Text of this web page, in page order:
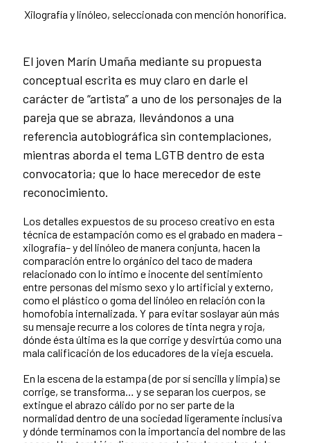
Xilografía y linóleo, seleccionada con mención honorífica.
El joven Marín Umaña mediante su propuesta
conceptual escrita es muy claro en darle el
carácter de “artista” a uno de los personajes de la
pareja que se abraza, llevándonos a una
referencia autobiográfica sin contemplaciones,
mientras aborda el tema LGTB dentro de esta
convocatoria; que lo hace merecedor de este
reconocimiento.
Los detalles expuestos de su proceso creativo en esta
técnica de estampación como es el grabado en madera –
xilografía– y del linóleo de manera conjunta, hacen la
comparación entre lo orgánico del taco de madera
relacionado con lo íntimo e inocente del sentimiento
entre personas del mismo sexo y lo artificial y externo,
como el plástico o goma del linóleo en relación con la
homofobia internalizada. Y para evitar soslayar aún más
su mensaje recurre a los colores de tinta negra y roja,
dónde ésta última es la que corrige y desvirtúa como una
mala calificación de los educadores de la vieja escuela.
En la escena de la estampa (de por sí sencilla y limpia) se
corrige, se transforma… y se separan los cuerpos, se
extingue el abrazo cálido por no ser parte de la
normalidad dentro de una sociedad ligeramente inclusiva
y dónde terminamos con la importancia del nombre de las